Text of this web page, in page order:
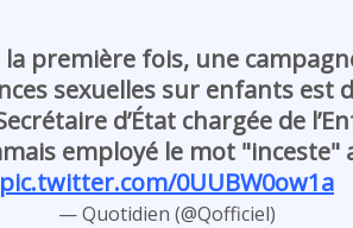
première fois, une
sexuelles sur enfants est
d’État chargée de
employé le mot "inceste"
pic.twitter.com/0UUBW0ow1a
— Quotidien (@Qofficiel)